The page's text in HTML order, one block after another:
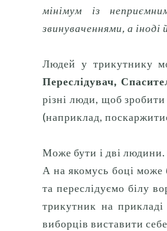
мінімум із
звинуваченнями, а
Людей у ​​трикутнику
Переслідувач,
різні люди, щоб
(наприклад,
Може бути і дві людини.
А на якомусь боці може
та переслідуємо білу
трикутник на
виборців виставити